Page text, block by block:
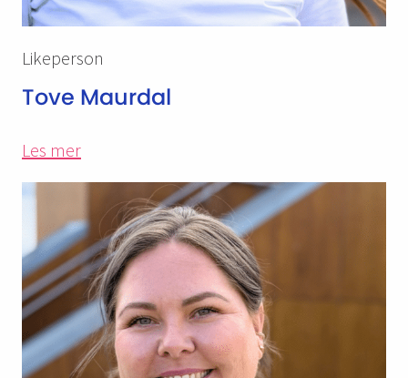
Likeperson
Tove Maurdal
Les mer